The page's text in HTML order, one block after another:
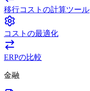
移行コストの計算ツール
コストの最適化
ERPの比較
金融